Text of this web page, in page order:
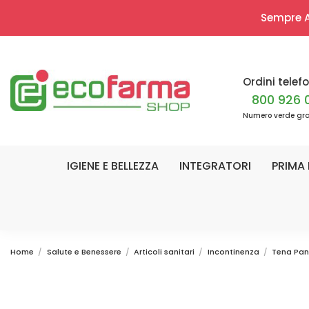
Sempre
Ordini
800 926
Numero verde
IGIENE E BELLEZZA INTEGRATORI PRIMA
Home Salute e Benessere Articoli sanitari Incontinenza Tena